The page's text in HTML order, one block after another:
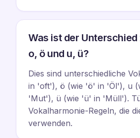
Was ist der
o, ö und u, ü?
Dies sind unterschiedliche
in 'oft'), ö (wie 'ö' in 'Öl'), u
'Mut'), ü (wie 'ü' in 'Müll').
Vokalharmonie-Regeln, die
verwenden.